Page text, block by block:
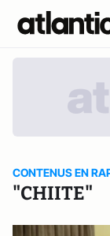
CONTENUS EN
"CHIITE"